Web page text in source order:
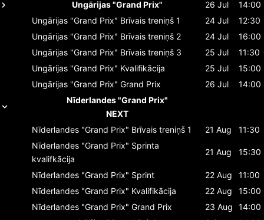
Ungārijas "Grand Prix" 26 Jul
14:00
Ungārijas "Grand Prix" Brīvais treniņš 1 24 Jul
12:30
Ungārijas "Grand Prix" Brīvais treniņš 2 24 Jul
16:00
Ungārijas "Grand Prix" Brīvais treniņš 3 25 Jul
11:30
Ungārijas "Grand Prix" Kvalifikācija 25 Jul
15:00
Ungārijas "Grand Prix" Grand Prix 26 Jul
14:00
Nīderlandes "Grand Prix"
NEXT
Nīderlandes "Grand Prix" Brīvais treniņš 1 21 Aug
11:30
Nīderlandes "Grand Prix" Sprinta
kvalifkācija
21 Aug 15:30
Nīderlandes "Grand Prix" Sprint 22 Aug
11:00
Nīderlandes "Grand Prix" Kvalifikācija 22 Aug
15:00
Nīderlandes "Grand Prix" Grand Prix 23 Aug
14:00